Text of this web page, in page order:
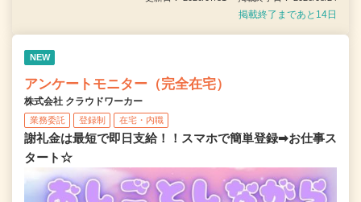
掲載終了まであと14日
NEW
アンケートモニター（完全在宅）
株式会社 クラウドワーカー
業務委託 登録制 在宅・内職
謝礼金は最短で即日支給！！スマホで簡単登録➡お仕事ス
タート☆